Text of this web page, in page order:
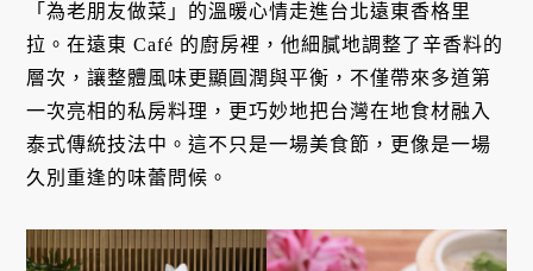
「為老朋友做菜」的溫暖心情走進台北遠東香格里
拉。在遠東 Café 的廚房裡，他細膩地調整了辛香料的
層次，讓整體風味更顯圓潤與平衡，不僅帶來多道第
一次亮相的私房料理，更巧妙地把台灣在地食材融入
泰式傳統技法中。這不只是一場美食節，更像是一場
久別重逢的味蕾問候。